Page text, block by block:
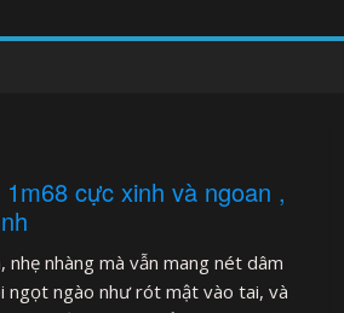
cực xinh và ngoan ,
nhẹ nhàng mà vẫn mang nét dâm
ngọt ngào như rót mật vào tai, và